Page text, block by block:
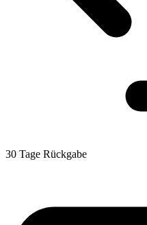
30 Tage Rückgabe